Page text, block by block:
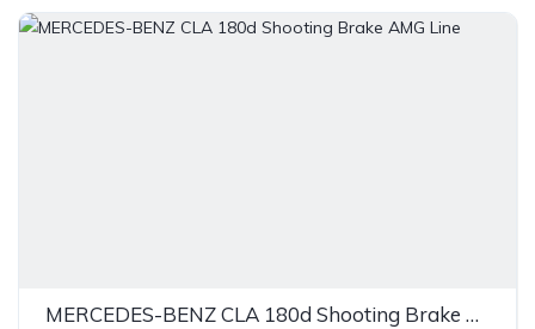
MERCEDES-BENZ CLA 180d Shooting Brake AMG Line